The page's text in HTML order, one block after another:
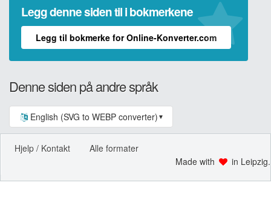
Legg denne siden til i bokmerkene
Legg til bokmerke for Online-Konverter.com
Denne siden på andre språk
English (SVG to WEBP converter) ▼
Hjelp / Kontakt
Alle formater
Made with
in Leipzig.